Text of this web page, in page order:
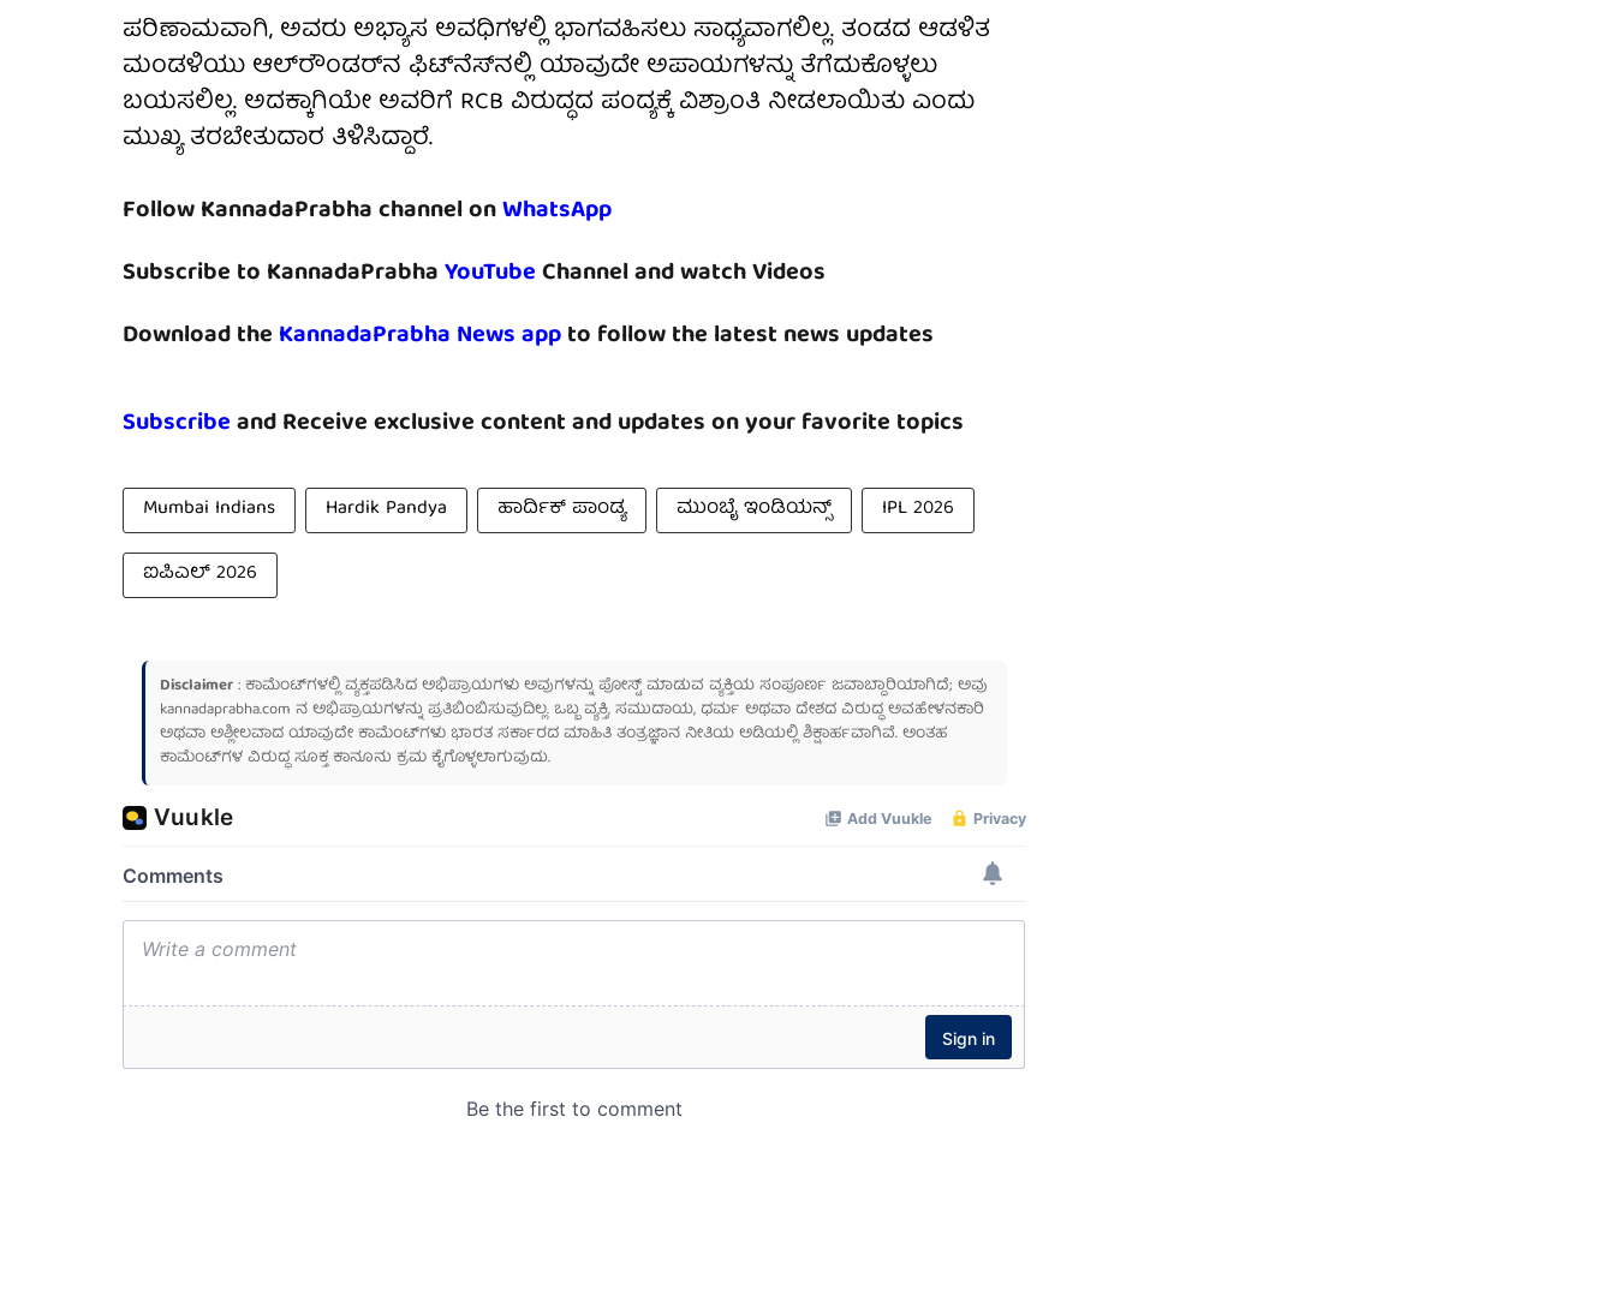
ಪರಿಣಾಮವಾಗಿ, ಅವರು ಅಭ್ಯಾಸ ಅವಧಿಗಳಲ್ಲಿ ಭಾಗವಹಿಸಲು ಸಾಧ್ಯವಾಗಲಿಲ್ಲ. ತಂಡದ ಆಡಳಿತ
ಮಂಡಳಿಯು ಆಲ್‌ರೌಂಡರ್‌ನ ಫಿಟ್‌ನೆಸ್‌ನಲ್ಲಿ ಯಾವುದೇ ಅಪಾಯಗಳನ್ನು ತೆಗೆದುಕೊಳ್ಳಲು
ಬಯಸಲಿಲ್ಲ. ಅದಕ್ಕಾಗಿಯೇ ಅವರಿಗೆ RCB ವಿರುದ್ಧದ ಪಂದ್ಯಕ್ಕೆ ವಿಶ್ರಾಂತಿ ನೀಡಲಾಯಿತು ಎಂದು
ಮುಖ್ಯ ತರಬೇತುದಾರ ತಿಳಿಸಿದ್ದಾರೆ.
Follow KannadaPrabha channel onWhatsApp
Subscribe to KannadaPrabhaYouTubeChannel and watch Videos
Download the KannadaPrabha News appto follow the latest news updates
Subscribeand Receive exclusive content and updates on your favorite topics
Mumbai Indians Hardik Pandya ಹಾರ್ದಿಕ್ ಪಾಂಡ್ಯ ಮುಂಬೈ ಇಂಡಿಯನ್ಸ್‌
IPL 2026
ಐಪಿಎಲ್ 2026
Disclaimer: ಕಾಮೆಂಟ್‌ಗಳಲ್ಲಿ ವ್ಯಕ್ತಪಡಿಸಿದ ಅಭಿಪ್ರಾಯಗಳು ಅವುಗಳನ್ನು ಪೋಸ್ಟ್ ಮಾಡುವ ವ್ಯಕ್ತಿಯ ಸಂಪೂರ್ಣ ಜವಾಬ್ದಾರಿಯಾಗಿದೆ; ಅವು
kannadaprabha.com ನ ಅಭಿಪ್ರಾಯಗಳನ್ನು ಪ್ರತಿಬಿಂಬಿಸುವುದಿಲ್ಲ. ಒಬ್ಬ ವ್ಯಕ್ತಿ, ಸಮುದಾಯ, ಧರ್ಮ ಅಥವಾ ದೇಶದ ವಿರುದ್ಧ ಅವಹೇಳನಕಾರಿ
ಅಥವಾ ಅಶ್ಲೀಲವಾದ ಯಾವುದೇ ಕಾಮೆಂಟ್‌ಗಳು ಭಾರತ ಸರ್ಕಾರದ ಮಾಹಿತಿ ತಂತ್ರಜ್ಞಾನ ನೀತಿಯ ಅಡಿಯಲ್ಲಿ ಶಿಕ್ಷಾರ್ಹವಾಗಿವೆ. ಅಂತಹ
ಕಾಮೆಂಟ್‌ಗಳ ವಿರುದ್ಧ ಸೂಕ್ತ ಕಾನೂನು ಕ್ರಮ ಕೈಗೊಳ್ಳಲಾಗುವುದು.